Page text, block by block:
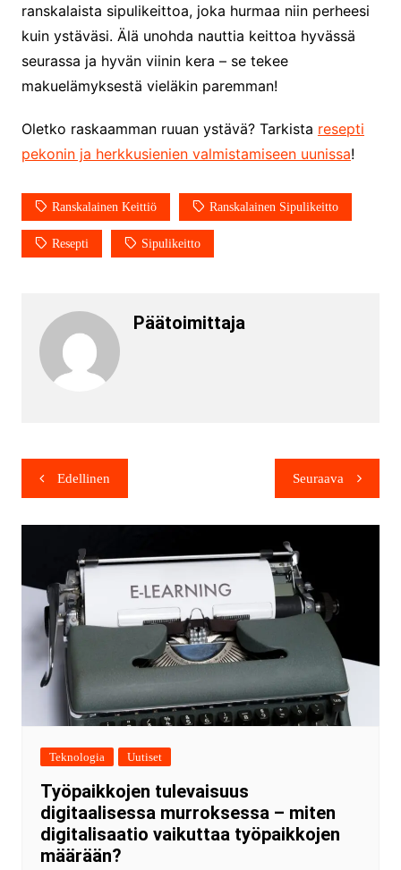
ranskalaista sipulikeittoa, joka hurmaa niin perheesi
kuin ystäväsi. Älä unohda nauttia keittoa hyvässä
seurassa ja hyvän viinin kera – se tekee
makuelämyksestä vieläkin paremman!
Oletko raskaamman ruuan ystävä? Tarkista resepti
pekonin ja herkkusienien valmistamiseen uunissa!
Ranskalainen Keittiö Ranskalainen Sipulikeitto
Resepti Sipulikeitto
Päätoimittaja
Edellinen Seuraava
Teknologia Uutiset
Työpaikkojen tulevaisuus
digitaalisessa murroksessa – miten
digitalisaatio vaikuttaa työpaikkojen
määrään?